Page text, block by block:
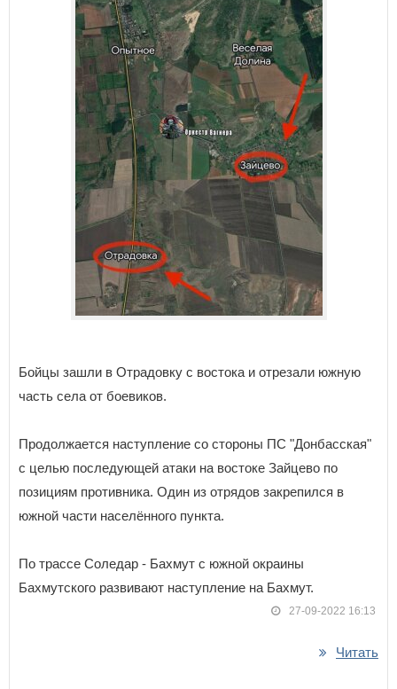
Бойцы зашли в Отрадовку с востока и отрезали южную
часть села от боевиков.
Продолжается наступление со стороны ПС "Донбасская"
с целью последующей атаки на востоке Зайцево по
позициям противника. Один из отрядов закрепился в
южной части населённого пункта.
По трассе Соледар - Бахмут с южной окраины
Бахмутского развивают наступление на Бахмут.
27-09-2022 16:13
Читать